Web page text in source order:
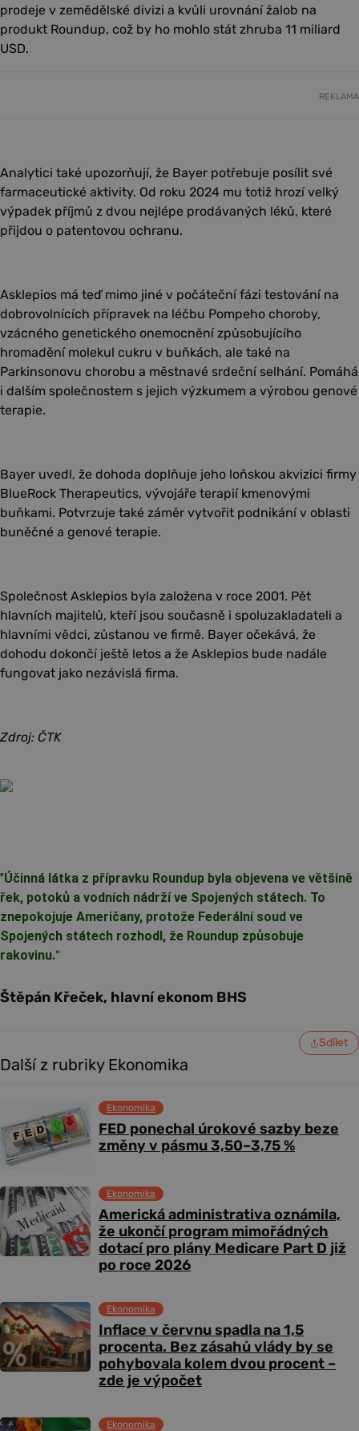
prodeje v zemědělské divizi a kvůli urovnání žalob na
produkt Roundup, což by ho mohlo stát zhruba 11 miliard
USD.
REKLAMA
Analytici také upozorňují, že Bayer potřebuje posílit své
farmaceutické aktivity. Od roku 2024 mu totiž hrozí velký
výpadek příjmů z dvou nejlépe prodávaných léků, které
přijdou o patentovou ochranu.
Asklepios má teď mimo jiné v počáteční fázi testování na
dobrovolnících přípravek na léčbu Pompeho choroby,
vzácného genetického onemocnění způsobujícího
hromadění molekul cukru v buňkách, ale také na
Parkinsonovu chorobu a městnavé srdeční selhání. Pomáhá
i dalším společnostem s jejich výzkumem a výrobou genové
terapie.
Bayer uvedl, že dohoda doplňuje jeho loňskou akvizici firmy
BlueRock Therapeutics, vývojáře terapií kmenovými
buňkami. Potvrzuje také záměr vytvořit podnikání v oblasti
buněčné a genové terapie.
Společnost Asklepios byla založena v roce 2001. Pět
hlavních majitelů, kteří jsou současně i spoluzakladateli a
hlavními vědci, zůstanou ve firmě. Bayer očekává, že
dohodu dokončí ještě letos a že Asklepios bude nadále
fungovat jako nezávislá firma.
Zdroj: ČTK
"Účinná látka z přípravku Roundup byla objevena ve většině
řek, potoků a vodních nádrží ve Spojených státech. To
znepokojuje Američany, protože Federální soud ve
Spojených státech rozhodl, že Roundup způsobuje
rakovinu."
Štěpán Křeček, hlavní ekonom BHS
Sdílet
Další z rubriky Ekonomika
FED ponechal úrokové sazby beze
změny v pásmu 3,50–3,75 %
Ekonomika
Americká administrativa oznámila,
že ukončí program mimořádných
dotací pro plány Medicare Part D již
po roce 2026
Ekonomika
Inflace v červnu spadla na 1,5
procenta. Bez zásahů vlády by se
pohybovala kolem dvou procent –
zde je výpočet
Ekonomika
Ekonomika